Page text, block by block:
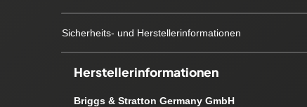
Sicherheits- und Herstellerinformationen
Herstellerinformationen
Briggs & Stratton Germany GmbH